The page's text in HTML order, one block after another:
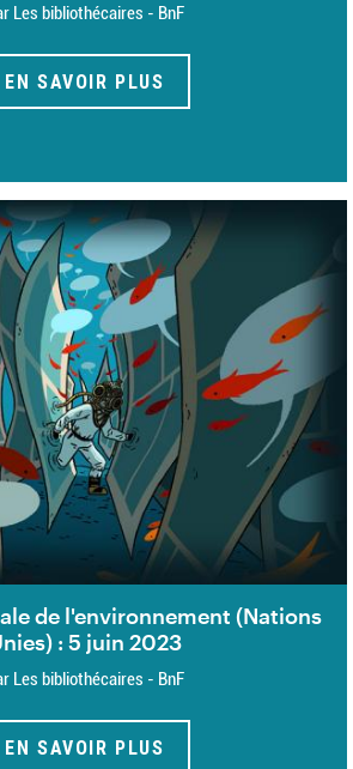
Les bibliothécaires - BnF
EN SAVOIR PLUS
de l'environnement (Nations
: 5 juin 2023
Les bibliothécaires - BnF
EN SAVOIR PLUS